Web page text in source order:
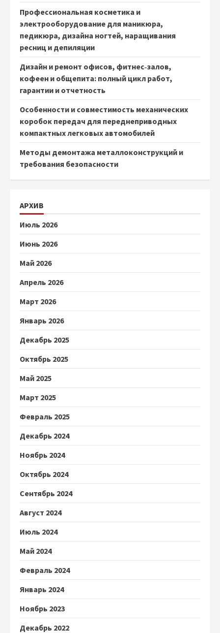
Профессиональная косметика и
электрооборудование для маникюра,
педикюра, дизайна ногтей, наращивания
ресниц и депиляции
Дизайн и ремонт офисов, фитнес‑залов,
кофеен и общепита: полный цикл работ,
гарантии и отчетность
Особенности и совместимость механических
коробок передач для переднеприводных
компактных легковых автомобилей
Методы демонтажа металлоконструкций и
требования безопасности
АРХИВ
Июль 2026
Июнь 2026
Май 2026
Апрель 2026
Март 2026
Январь 2026
Декабрь 2025
Октябрь 2025
Май 2025
Март 2025
Февраль 2025
Декабрь 2024
Ноябрь 2024
Октябрь 2024
Сентябрь 2024
Август 2024
Июль 2024
Май 2024
Февраль 2024
Январь 2024
Ноябрь 2023
Декабрь 2022